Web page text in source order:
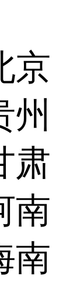
京
州
肃
南
南